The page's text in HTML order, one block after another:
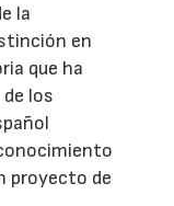
la
en
que ha
los
proyecto de